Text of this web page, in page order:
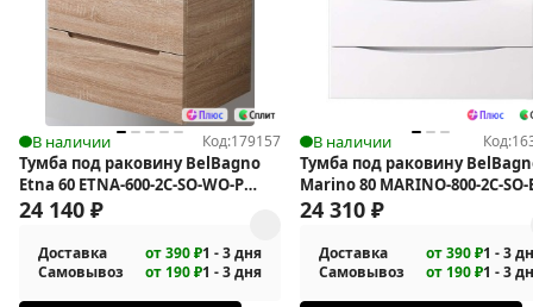
В наличии Код:179157
Тумба под раковину BelBagno
Etna 60 ETNA-600-2C-SO-WO-P
подвесная
24 140 ₽
Доставка от 390 ₽1 - 3 дня
Самовывоз
от 190 ₽1 - 3 дня
В наличии Код:
Тумба под раковину
Marino 80 MARINO-800-2C-SO-
подвесная
24 310 ₽
Доставка от 390 ₽1 - 3
Самовывоз
от 190 ₽1 - 3